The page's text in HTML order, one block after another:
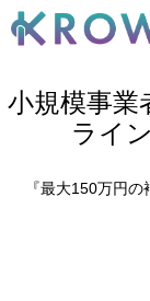
小規模事業
ライ
『最大150万円